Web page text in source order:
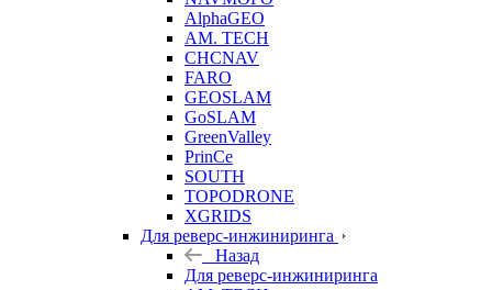
AlphaGEO
AM. TECH
CHCNAV
FARO
GEOSLAM
GoSLAM
GreenValley
PrinCe
SOUTH
TOPODRONE
XGRIDS
Для реверс-инжиниринга
Назад
Для реверс-инжиниринга